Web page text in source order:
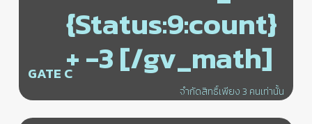
{Status:9:count}
+ -3 [/gv_math]
GATE C
จำกัดสิทธิ์เพียง 3 คนเท่านั้น